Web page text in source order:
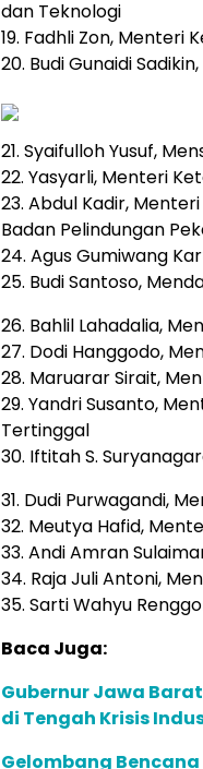
dan Teknologi
19. Fadhli Zon, Menteri
20. Budi Gunaidi
21. Syaifulloh Yusuf,
22. Yasyarli, Menteri
23. Abdul Kadir,
Badan Pelindungan
24. Agus Gumiwang
25. Budi Santoso,
26. Bahlil Lahadalia,
27. Dodi Hanggodo,
28. Maruarar Sirait,
29. Yandri Susanto,
Tertinggal
30. Iftitah S.
31. Dudi Purwagandi,
32. Meutya Hafid,
33. Andi Amran
34. Raja Juli Antoni,
35. Sarti Wahyu
Baca Juga:
Gubernur Jawa
di Tengah Krisis
Gelombang